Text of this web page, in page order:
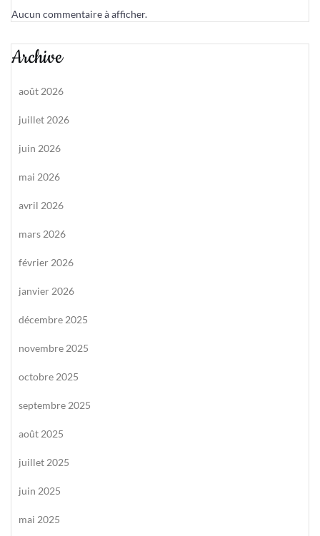
Aucun commentaire à afficher.
Archive
août 2026
juillet 2026
juin 2026
mai 2026
avril 2026
mars 2026
février 2026
janvier 2026
décembre 2025
novembre 2025
octobre 2025
septembre 2025
août 2025
juillet 2025
juin 2025
mai 2025